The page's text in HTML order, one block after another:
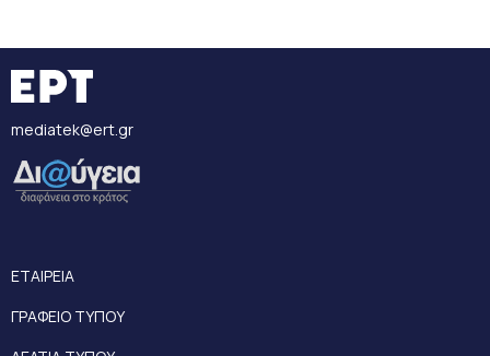
mediatek@ert.gr
ΕΤΑΙΡΕΙΑ
ΓΡΑΦΕΙΟ ΤΥΠΟΥ